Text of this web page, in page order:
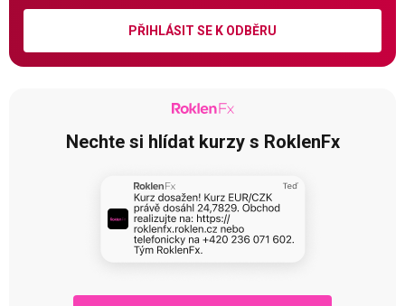
PŘIHLÁSIT SE K ODBĚRU
Nechte si hlídat kurzy s RoklenFx